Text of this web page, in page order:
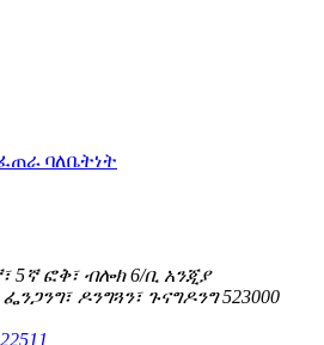
ባለቤትነት
5ኛ ፎቅ፣ ብሎክ 6/ቢ አንጂያ
ዶንግጓን፣ ጉናግዶንግ 523000